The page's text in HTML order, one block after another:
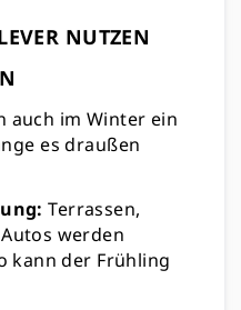
NUTZEN
auch im Winter ein
es draußen
Terrassen,
werden
kann der Frühling